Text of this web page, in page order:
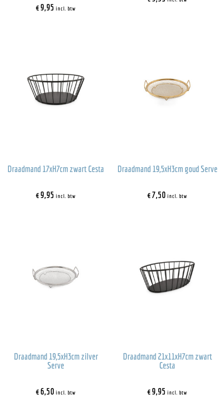
€9,95 incl. btw
Draadmand 17xH7cm zwart Cesta
€9,95 incl. btw
Draadmand 19,5xH3cm goud Serve
€7,50 incl. btw
Draadmand 19,5xH3cm zilver
Serve
€6,50 incl. btw
Draadmand 21x11xH7cm zwart
Cesta
€9,95 incl. btw